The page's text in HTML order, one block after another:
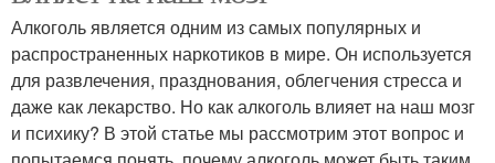
Алкоголь является одним из самых популярных и
распространенных наркотиков в мире. Он используется
для развлечения, празднования, облегчения стресса и
даже как лекарство. Но как алкоголь влияет на наш мозг
и психику? В этой статье мы рассмотрим этот вопрос и